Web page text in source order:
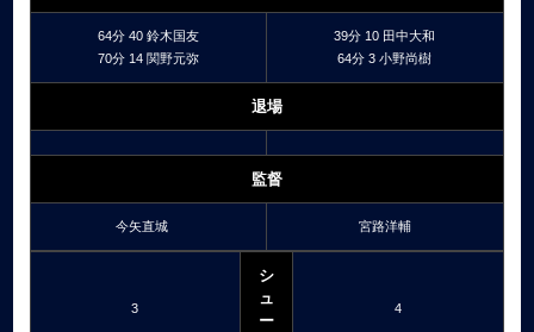
64分 40 鈴木国友
70分 14 関野元弥
39分 10 田中大和
64分 3 小野尚樹
退場
監督
今矢直城 宮路洋輔
3
シ
ュ
ー
4